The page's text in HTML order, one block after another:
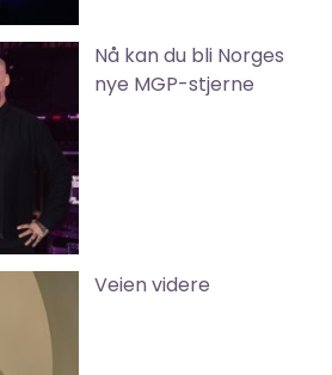
Nå kan du bli Norges
nye MGP-stjerne
Veien videre